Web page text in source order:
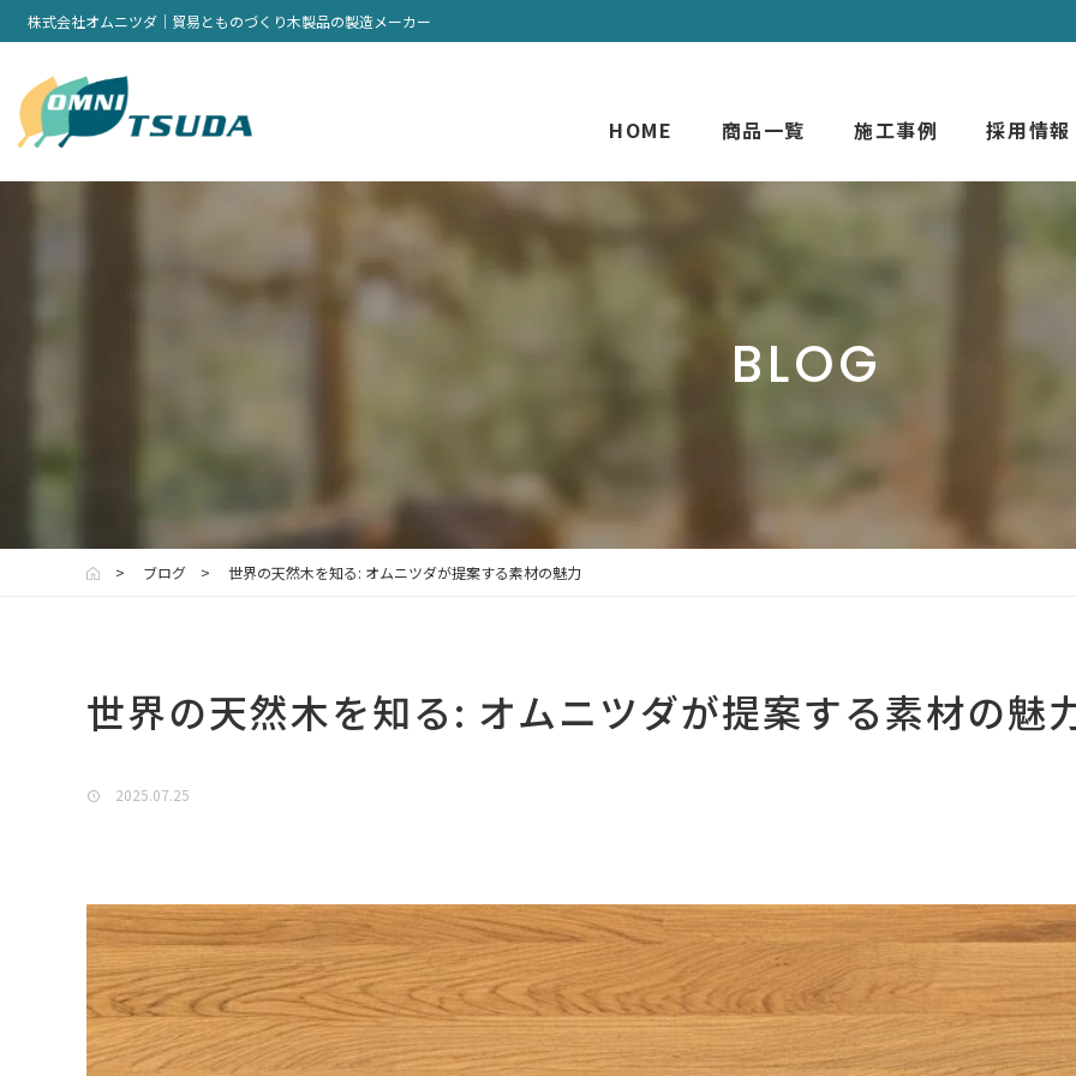
株式会社オムニツダ｜貿易とものづくり木製品の製造メーカー
HOME 商品一覧 施工事例 採用情報
BLOG
ブログ 世界の天然木を知る: オムニツダが提案する素材の魅力
世界の天然木を知る: オムニツダが提案する素材の魅
2025.07.25